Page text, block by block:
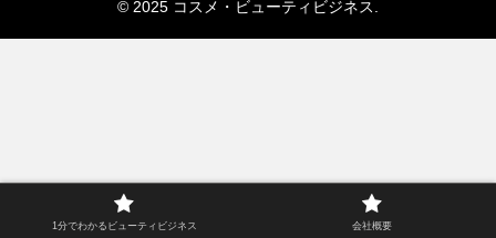
© 2025 コスメ・ビューティビジネス.
1分でわかるビューティビジネス 会社概要